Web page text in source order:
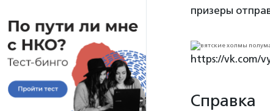
призеры
https://vk.com/
Справка